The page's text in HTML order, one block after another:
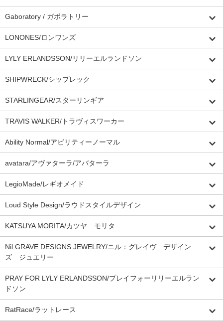
Gaboratory / ガボラトリー
LONONES/ロンワンズ
LYLY ERLANDSSON/リリーエルランドソン
SHIPWRECK/シップレック
STARLINGEAR/スターリンギア
TRAVIS WALKER/トラヴィスワーカー
Ability Normal/アビリティーノーマル
avatara/アヴァターラ/アバターラ
LegioMade/レギオメイド
Loud Style Design/ラウドスタイルデザイン
KATSUYA MORITA/カツヤ モリタ
Nil:GRAVE DESIGNS JEWELRY/ニル：グレイヴ デザイン
ズ ジュエリー
PRAY FOR LYLY ERLANDSSON/プレイフォーリリーエルラン
ドソン
RatRace/ラットレース